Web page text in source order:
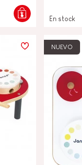
En stock
NUEVO